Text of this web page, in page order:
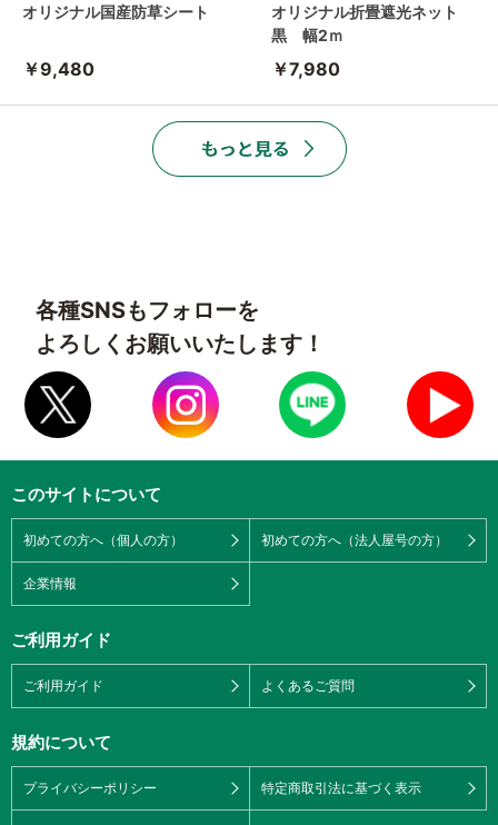
オリジナル国産防草シート
￥9,480
オリジナル折畳遮光ネット
黒 幅2ｍ
￥7,980
各種SNSもフォローを
よろしくお願いいたします！
このサイトについて
初めての方へ（個人の方） 初めての方へ（法人屋号の方）
企業情報
ご利用ガイド
ご利用ガイド よくあるご質問
規約について
プライバシーポリシー 特定商取引法に基づく表示